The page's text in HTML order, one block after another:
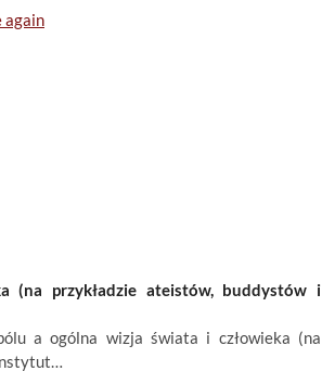
again
(na przykładzie ateistów, buddystów i
a ogólna wizja świata i człowieka (na